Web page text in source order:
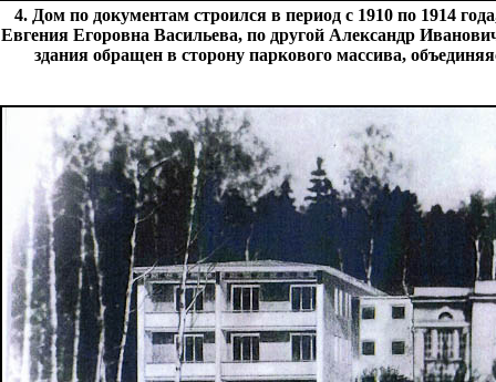
4. Дом по документам строился в период с 1910 по 1914
Евгения Егоровна Васильева, по другой Александр
здания обращен в сторону паркового массива,